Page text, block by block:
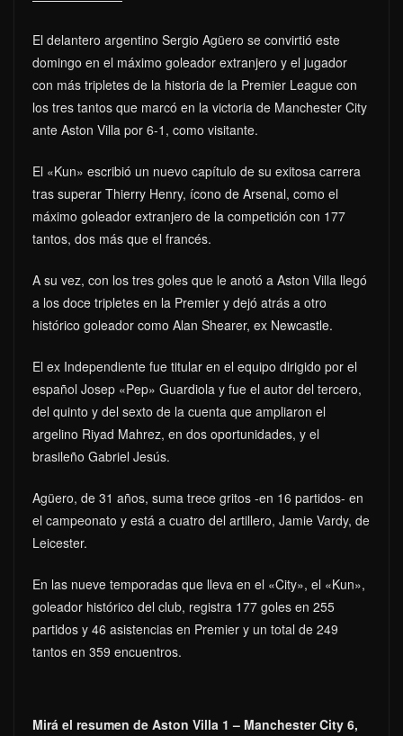
El delantero argentino Sergio Agüero se convirtió este
domingo en el máximo goleador extranjero y el jugador
con más tripletes de la historia de la Premier League con
los tres tantos que marcó en la victoria de Manchester City
ante Aston Villa por 6-1, como visitante.
El «Kun» escribió un nuevo capítulo de su exitosa carrera
tras superar Thierry Henry, ícono de Arsenal, como el
máximo goleador extranjero de la competición con 177
tantos, dos más que el francés.
A su vez, con los tres goles que le anotó a Aston Villa llegó
a los doce tripletes en la Premier y dejó atrás a otro
histórico goleador como Alan Shearer, ex Newcastle.
El ex Independiente fue titular en el equipo dirigido por el
español Josep «Pep» Guardiola y fue el autor del tercero,
del quinto y del sexto de la cuenta que ampliaron el
argelino Riyad Mahrez, en dos oportunidades, y el
brasileño Gabriel Jesús.
Agüero, de 31 años, suma trece gritos -en 16 partidos- en
el campeonato y está a cuatro del artillero, Jamie Vardy, de
Leicester.
En las nueve temporadas que lleva en el «City», el «Kun»,
goleador histórico del club, registra 177 goles en 255
partidos y 46 asistencias en Premier y un total de 249
tantos en 359 encuentros.
Mirá el resumen de Aston Villa 1 – Manchester City 6,